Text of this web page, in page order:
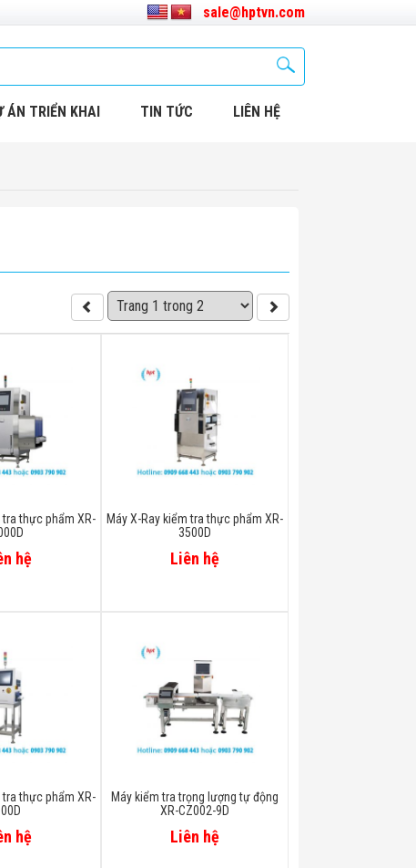
sale@hptvn.com
ÁN TRIỂN KHAI TIN TỨC LIÊN HỆ
tra thực phẩm XR-
hệ
Máy X-Ray kiểm tra thực phẩm XR-
3500D
Liên hệ
tra thực phẩm XR-
hệ
Máy kiểm tra trọng lượng tự động
XR-CZ002-9D
Liên hệ